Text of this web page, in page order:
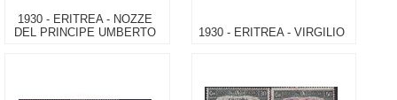
1930 - ERITREA - NOZZE
DEL PRINCIPE UMBERTO
1930 - ERITREA - VIRGILIO